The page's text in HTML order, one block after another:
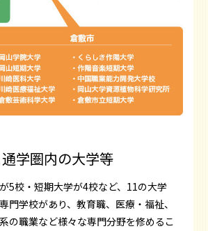
学圏内の大学等
5校・短期大学が4校など、11の大学
門学校があり、教育職、医療・福祉、
の職業など様々な専門分野を修めるこ